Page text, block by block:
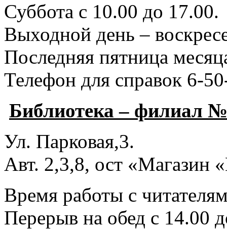
Суббота с 10.00 до 17.00.
Выходной день –
Последняя пятница
Телефон для справок 6-
Библиотека – филиал
Ул. Парковая,3.
Авт. 2,3,8, ост «Магазин
Время работы с
Перерыв на обед с 14.00